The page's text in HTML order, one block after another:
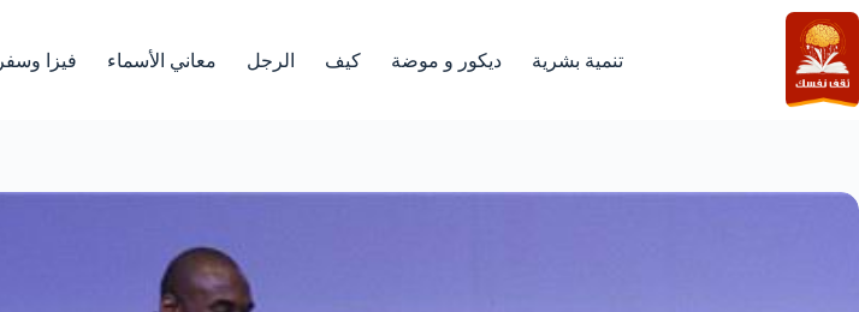
التجاوز
إلى
المحتوى
تنمية بشرية ديكور و موضة كيف الرجل معاني الأسماء فيزا وسفر